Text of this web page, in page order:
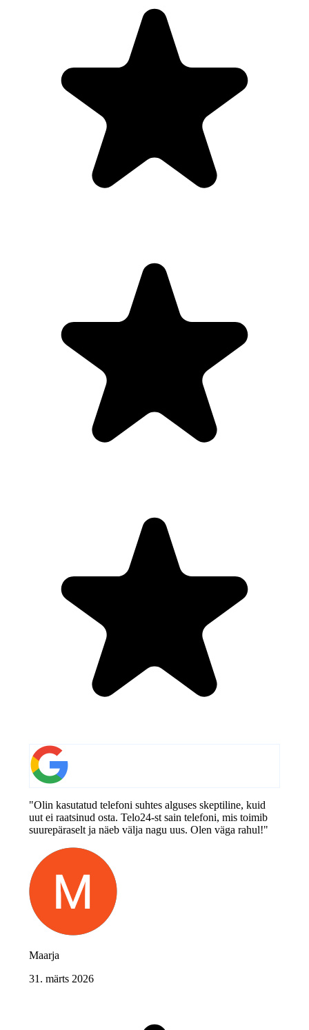
"Olin kasutatud telefoni suhtes alguses skeptiline, kuid
uut ei raatsinud osta. Telo24-st sain telefoni, mis toimib
suurepäraselt ja näeb välja nagu uus. Olen väga rahul!"
Maarja
31. märts 2026